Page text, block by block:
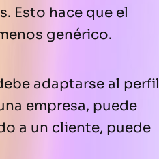
Esto hace que el
genérico.
adaptarse al perfil
empresa, puede
a un cliente, puede